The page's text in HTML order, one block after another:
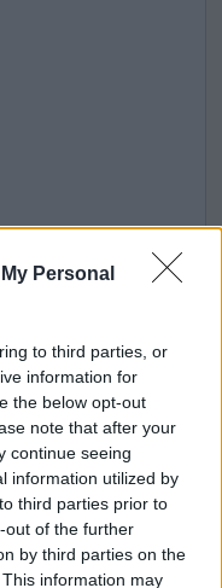
Personal
to third parties, or
information for
the below opt-out
note that after your
continue seeing
information utilized by
third parties prior to
out of the further
by third parties on the
information may
ΕΤΑΙΡΊΕΣ